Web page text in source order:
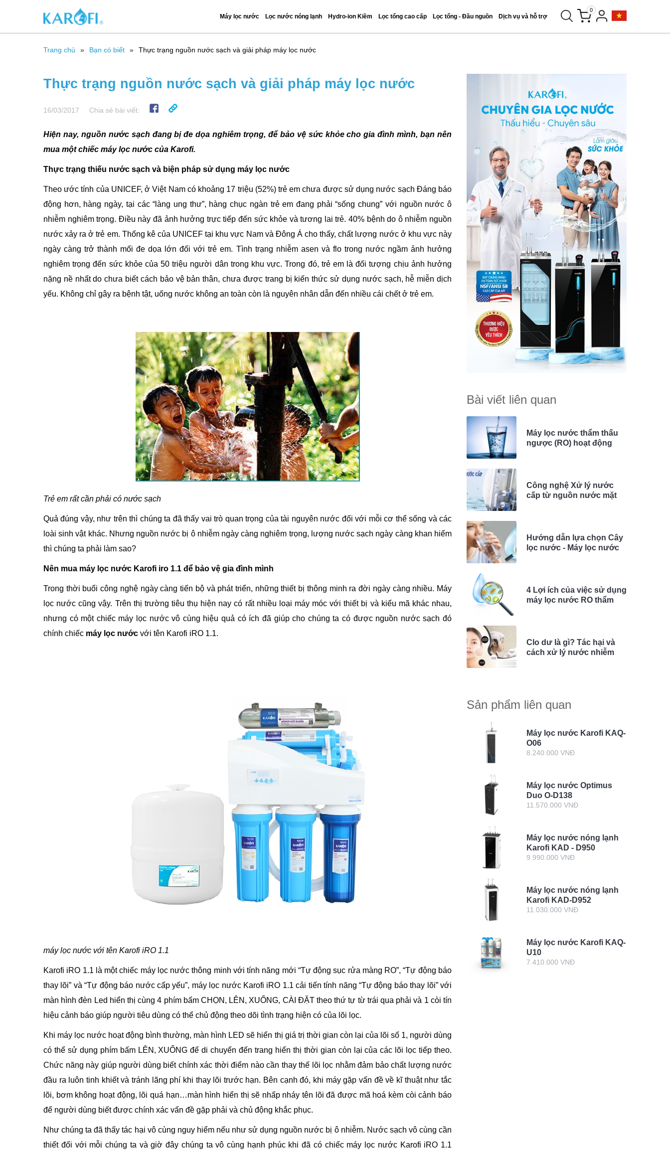
Máy lọc nước Lọc nước nóng lạnh Hydro-ion Kiềm Lọc tổng cao cấp Lọc tổng - Đầu nguồn Dịch vụ và hỗ trợ
0
Trang chủ Bạn có biết Thực trạng nguồn nước sạch và giải pháp máy lọc nước
Thực trạng nguồn nước sạch và giải pháp máy lọc nước
16/03/2017 Chia sẻ bài viết:
Hiện nay, nguồn nước sạch đang bị đe dọa nghiêm trọng, để bảo vệ sức khỏe cho gia đình mình, bạn nên
mua một chiếc máy lọc nước của Karofi.
Thực trạng thiếu nước sạch và biện pháp sử dụng máy lọc nước
Theo ước tính của UNICEF, ở Việt Nam có khoảng 17 triệu (52%) trẻ em chưa được sử dụng nước sạch Đáng báo
động hơn, hàng ngày, tại các “làng ung thư”, hàng chục ngàn trẻ em đang phải “sống chung” với nguồn nước ô
nhiễm nghiêm trọng. Điều này đã ảnh hưởng trực tiếp đến sức khỏe và tương lai trẻ. 40% bệnh do ô nhiễm nguồn
nước xảy ra ở trẻ em. Thống kê của UNICEF tại khu vực Nam và Đông Á cho thấy, chất lượng nước ở khu vực này
ngày càng trở thành mối đe dọa lớn đối với trẻ em. Tình trạng nhiễm asen và flo trong nước ngầm ảnh hưởng
nghiêm trọng đến sức khỏe của 50 triệu người dân trong khu vực. Trong đó, trẻ em là đối tượng chịu ảnh hưởng
nặng nề nhất do chưa biết cách bảo vệ bản thân, chưa được trang bị kiến thức sử dụng nước sạch, hễ miễn dịch
yếu. Không chỉ gây ra bệnh tật, uống nước không an toàn còn là nguyên nhân dẫn đến nhiều cái chết ở trẻ em.
Trẻ em rất cần phải có nước sạch
Quả đúng vậy, như trên thì chúng ta đã thấy vai trò quan trọng của tài nguyên nước đối với mỗi cơ thể sống và các
loài sinh vật khác. Nhưng nguồn nước bị ô nhiễm ngày càng nghiêm trọng, lượng nước sạch ngày càng khan hiếm
thì chúng ta phải làm sao?
Nên mua máy lọc nước Karofi iro 1.1 để bảo vệ gia đình mình
Trong thời buổi công nghệ ngày càng tiến bộ và phát triển, những thiết bị thông minh ra đời ngày càng nhiều. Máy
lọc nước cũng vậy. Trên thị trường tiêu thụ hiện nay có rất nhiều loại máy móc với thiết bị và kiểu mã khác nhau,
nhưng có một chiếc máy lọc nước vô cùng hiệu quả có ích đã giúp cho chúng ta có được nguồn nước sạch đó
chính chiếc máy lọc nước với tên Karofi iRO 1.1.
máy lọc nước với tên Karofi iRO 1.1
Karofi iRO 1.1 là một chiếc máy lọc nước thông minh với tính năng mới “Tự động sục rửa màng RO”, “Tự động báo
thay lõi” và “Tự động báo nước cấp yếu”, máy lọc nước Karofi iRO 1.1 cải tiến tính năng “Tự động báo thay lõi” với
màn hình đèn Led hiển thị cùng 4 phím bấm CHỌN, LÊN, XUỐNG, CÀI ĐẶT theo thứ tự từ trái qua phải và 1 còi tín
hiệu cảnh báo giúp người tiêu dùng có thể chủ động theo dõi tình trạng hiện có của lõi lọc.
Khi máy lọc nước hoạt động bình thường, màn hình LED sẽ hiển thị giá trị thời gian còn lại của lõi số 1, người dùng
có thể sử dụng phím bấm LÊN, XUỐNG để di chuyển đến trang hiển thị thời gian còn lại của các lõi lọc tiếp theo.
Chức năng này giúp người dùng biết chính xác thời điểm nào cần thay thế lõi lọc nhằm đảm bảo chất lượng nước
đầu ra luôn tinh khiết và tránh lãng phí khi thay lõi trước hạn. Bên cạnh đó, khi máy gặp vấn đề về kĩ thuật như tắc
lõi, bơm không hoạt động, lõi quá hạn…màn hình hiển thị sẽ nhấp nháy tên lõi đã được mã hoá kèm còi cảnh báo
để người dùng biết được chính xác vấn đề gặp phải và chủ động khắc phục.
Như chúng ta đã thấy tác hại vô cùng nguy hiểm nếu như sử dụng nguồn nước bị ô nhiễm. Nước sạch vô cùng cần
thiết đối với mỗi chúng ta và giờ đây chúng ta vô cùng hạnh phúc khi đã có chiếc máy lọc nước Karofi iRO 1.1
Bài viết liên quan
Máy lọc nước thẩm thấu
ngược (RO) hoạt động
Công nghệ Xử lý nước
cấp từ nguồn nước mặt
Hướng dẫn lựa chọn Cây
lọc nước - Máy lọc nước
4 Lợi ích của việc sử dụng
máy lọc nước RO thẩm
Clo dư là gì? Tác hại và
cách xử lý nước nhiễm
Sản phẩm liên quan
Máy lọc nước Karofi KAQ-
O06
8.240.000 VNĐ
Máy lọc nước Optimus
Duo O-D138
11.570.000 VNĐ
Máy lọc nước nóng lạnh
Karofi KAD - D950
9.990.000 VNĐ
Máy lọc nước nóng lạnh
Karofi KAD-D952
11.030.000 VNĐ
Máy lọc nước Karofi KAQ-
U10
7.410.000 VNĐ